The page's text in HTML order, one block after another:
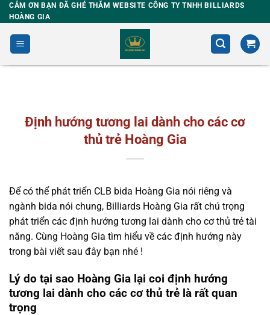
Skip
to
content
CẢM ƠN BẠN ĐÃ GHÉ THĂM WEBSITE CÔNG TY TNHH BILLIARDS
HOÀNG GIA
Định hướng tương lai dành cho các cơ
thủ trẻ Hoàng Gia
Để có thể phát triển CLB bida Hoàng Gia nói riêng và
ngành bida nói chung, Billiards Hoàng Gia rất chú trọng
phát triển các định hướng tương lai dành cho cơ thủ trẻ tài
năng. Cùng Hoàng Gia tìm hiểu về các định hướng này
trong bài viết sau đây bạn nhé !
Lý do tại sao Hoàng Gia lại coi định hướng
tương lai dành cho các cơ thủ trẻ là rất quan
trọng